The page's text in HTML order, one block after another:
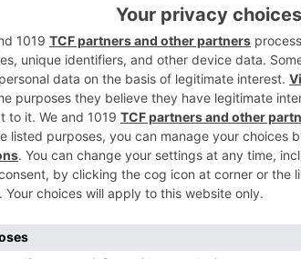
exceso, y abrir el codo a 90 grados,
te conciencies de la posición de tus
Se recomienda que hasta la
de la cadera, eso sí, no los cruces ya
de correr, debe estar erguido para